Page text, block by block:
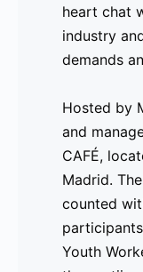
heart chat
industry
demands
Hosted by
and
CAFÉ,
Madrid.
counted
Youth
Meets the
Youth
en
guerra en
¿Te
puede
nuestro